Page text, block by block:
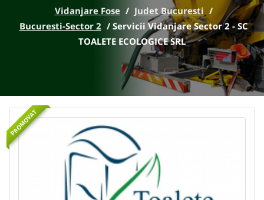
Vidanjare Fose / Judet Bucuresti /
Bucuresti-Sector 2 / Servicii Vidanjare Sector 2 - SC
TOALETE ECOLOGICE SRL
PROMOVAT